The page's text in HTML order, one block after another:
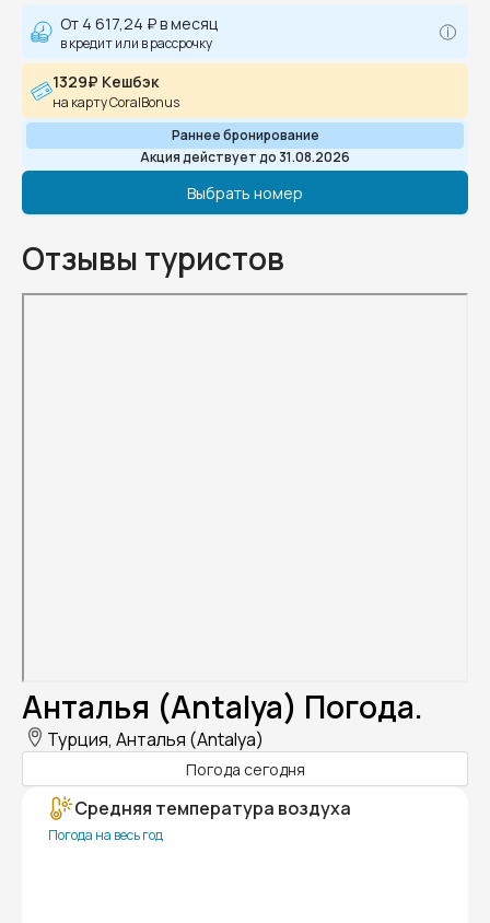
От 4 617,24 ₽в месяц
в кредит или в рассрочку
1329₽ Кешбэк
на карту CoralBonus
Раннее бронирование
Акция действует до 31.08.2026
Выбрать номер
Отзывы туристов
Анталья (Antalya) Погода.
Турция, Анталья (Antalya)
Погода сегодня
Средняя температура воздуха
Погода на весь год